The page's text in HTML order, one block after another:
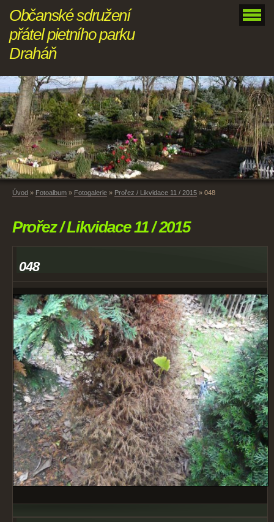
Občanské sdružení
přátel pietního parku
Draháň
Úvod » Fotoalbum » Fotogalerie » Prořez / Likvidace 11 / 2015 » 048
Prořez / Likvidace 11 / 2015
048